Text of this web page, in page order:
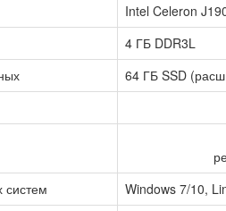
Intel Celeron
4 ГБ DDR3L
64 ГБ SSD
систем
Windows 7/10,